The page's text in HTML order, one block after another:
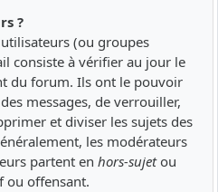
?
(ou groupes
consiste à vérifier au jour le
du forum. Ils ont le pouvoir
messages, de verrouiller,
et diviser les sujets des
les modérateurs
partent en hors-sujetou
ou offensant.